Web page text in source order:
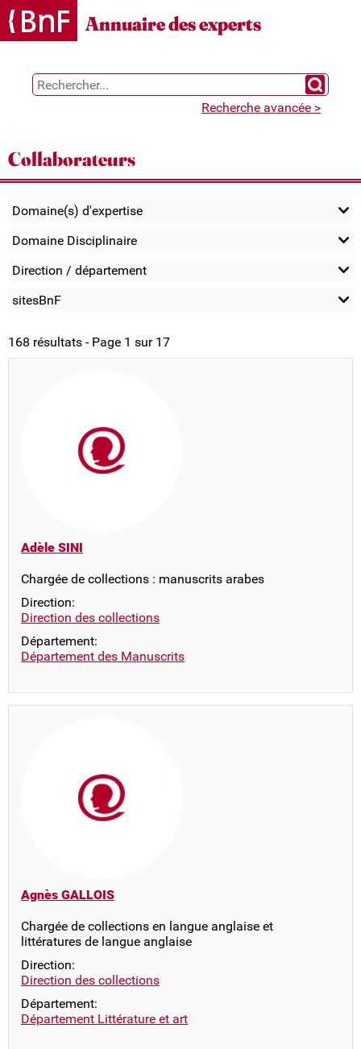
Gestion des cookies
Annuaire des experts
Chercher
Recherche avancée >
Collaborateurs
Domaine(s) d'expertise
Domaine Disciplinaire
Direction / département
sitesBnF
168 résultats - Page 1 sur 17
Adèle SINI
Chargée de collections : manuscrits arabes
Direction:
Direction des collections
Département:
Département des Manuscrits
Agnès GALLOIS
Chargée de collections en langue anglaise et
littératures de langue anglaise
Direction:
Direction des collections
Département:
Département Littérature et art